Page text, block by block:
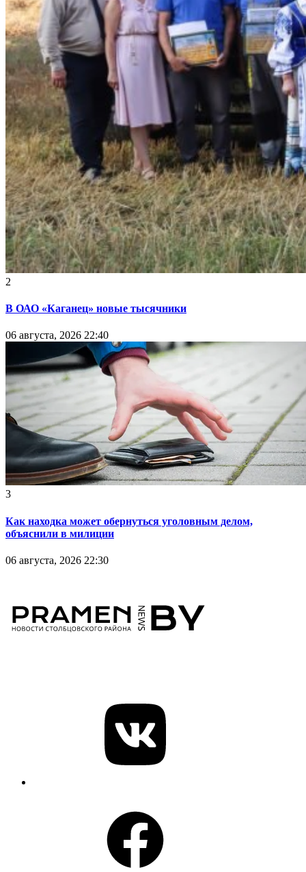
2
В ОАО «Каганец» новые тысячники
06 августа, 2026 22:40
3
Как находка может обернуться уголовным делом,
объяснили в милиции
06 августа, 2026 22:30